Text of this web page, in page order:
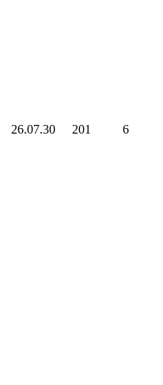
26.07.30 201 6